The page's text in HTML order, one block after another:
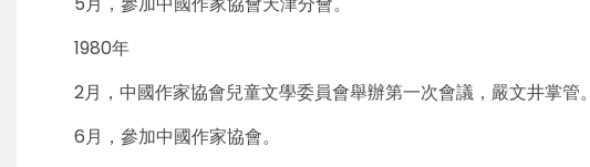
1980年
2月，中國作家協會兒童文學委員會舉辦第一次會議，嚴文井掌管
6月，參加中國作家協會。